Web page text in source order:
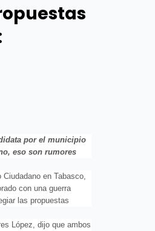
por el municipio
eso son rumores
en Tabasco,
con una guerra
las propuestas
López, dijo que ambos